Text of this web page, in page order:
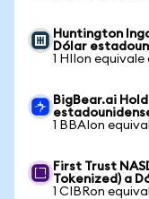
Huntington
Dólar
1 HIIon equivale
BigBear.ai
1 BBAIon
First Trust
Tokenized) a
1 CIBRon